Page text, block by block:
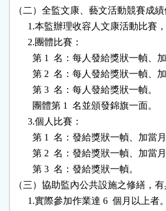
（二）全監文康、藝文活動競賽成績
1.本監辦理收容人文康活動比
      2.團體比賽：
第 1  名：每人發給獎狀一幀
第 2  名：每人發給獎狀一幀
        第 3  名：每人發給獎狀一幀。
        團體第 1  名並頒發錦旗一面。
      3.個人比賽：
第 1  名：發給獎狀一幀、加當
第 2  名：發給獎狀一幀、加當
        第 3  名：發給獎狀一幀。
（三）協助監內公共設施之修繕，有
      1.實際參加作業達 6  個月以上者。